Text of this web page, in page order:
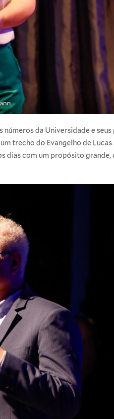
da Universidade e
trecho do Evangelho de
dias com um propósito grande,